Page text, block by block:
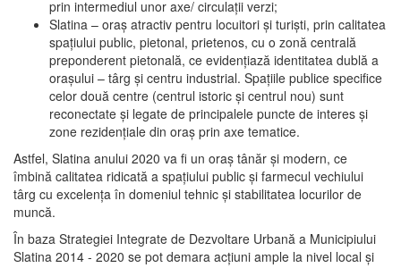
prin intermediul unor axe/ circulații verzi;
Slatina – oraş atractiv pentru locuitori şi turişti, prin calitatea
spaţiului public, pietonal, prietenos, cu o zonă centrală
preponderent pietonală, ce evidenţiază identitatea dublă a
oraşului – târg şi centru industrial. Spaţiile publice specifice
celor două centre (centrul istoric şi centrul nou) sunt
reconectate şi legate de principalele puncte de interes şi
zone rezidenţiale din oraş prin axe tematice.
Astfel, Slatina anului 2020 va fi un oraş tânăr şi modern, ce
îmbină calitatea ridicată a spaţiului public şi farmecul vechiului
târg cu excelenţa în domeniul tehnic şi stabilitatea locurilor de
muncă.
În baza Strategiei Integrate de Dezvoltare Urbană a Municipiului
Slatina 2014 - 2020 se pot demara acţiuni ample la nivel local şi